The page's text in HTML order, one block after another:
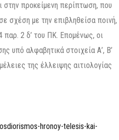
στην προκείμενη περίπτωση, που
σχέση με την επιβληθείσα ποινή,
παρ. 2 δ’ του ΠΚ. Επομένως, οι
υπό αλφαβητικά στοιχεία Α’, Β’
της έλλειψης αιτιολογίας
hronoy-telesis-kai-